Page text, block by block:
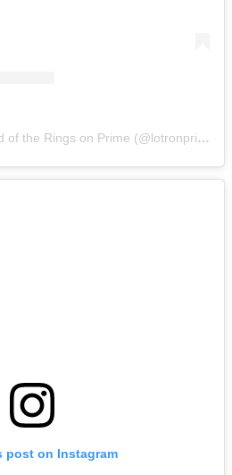
A post shared by The Lord of the Rings on Prime (@lotronprime)
post on Instagram